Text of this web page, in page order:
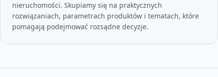
nieruchomości. Skupiamy się na praktycznych
rozwiązaniach, parametrach produktów i tematach, które
pomagają podejmować rozsądne decyzje.